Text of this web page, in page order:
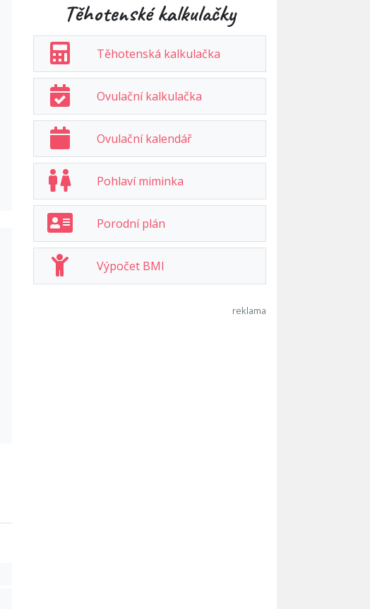
Těhotenské kalkulačky
Těhotenská kalkulačka
Ovulační kalkulačka
Ovulační kalendář
Pohlaví miminka
Porodní plán
Výpočet BMI